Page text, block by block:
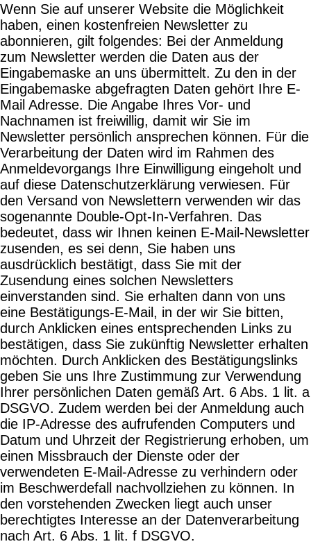
Wenn Sie auf unserer Website die Möglichkeit
haben, einen kostenfreien Newsletter zu
abonnieren, gilt folgendes: Bei der Anmeldung
zum Newsletter werden die Daten aus der
Eingabemaske an uns übermittelt. Zu den in der
Eingabemaske abgefragten Daten gehört Ihre E-
Mail Adresse. Die Angabe Ihres Vor- und
Nachnamen ist freiwillig, damit wir Sie im
Newsletter persönlich ansprechen können. Für die
Verarbeitung der Daten wird im Rahmen des
Anmeldevorgangs Ihre Einwilligung eingeholt und
auf diese Datenschutzerklärung verwiesen. Für
den Versand von Newslettern verwenden wir das
sogenannte Double-Opt-In-Verfahren. Das
bedeutet, dass wir Ihnen keinen E-Mail-Newsletter
zusenden, es sei denn, Sie haben uns
ausdrücklich bestätigt, dass Sie mit der
Zusendung eines solchen Newsletters
einverstanden sind. Sie erhalten dann von uns
eine Bestätigungs-E-Mail, in der wir Sie bitten,
durch Anklicken eines entsprechenden Links zu
bestätigen, dass Sie zukünftig Newsletter erhalten
möchten. Durch Anklicken des Bestätigungslinks
geben Sie uns Ihre Zustimmung zur Verwendung
Ihrer persönlichen Daten gemäß Art. 6 Abs. 1 lit. a
DSGVO. Zudem werden bei der Anmeldung auch
die IP-Adresse des aufrufenden Computers und
Datum und Uhrzeit der Registrierung erhoben, um
einen Missbrauch der Dienste oder der
verwendeten E-Mail-Adresse zu verhindern oder
im Beschwerdefall nachvollziehen zu können. In
den vorstehenden Zwecken liegt auch unser
berechtigtes Interesse an der Datenverarbeitung
nach Art. 6 Abs. 1 lit. f DSGVO.